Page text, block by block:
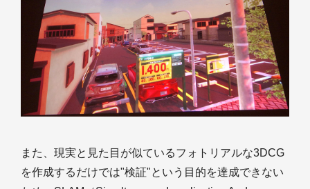
また、現実と見た目が似ているフォトリアルな3DCG
を作成するだけでは"検証"という目的を達成できない